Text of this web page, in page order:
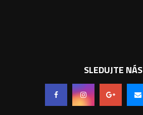
SLEDUJTE NÁS